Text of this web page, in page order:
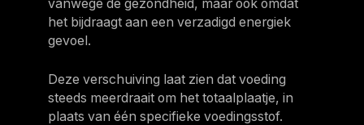
vanwege de gezondheid, maar ook omdat
het bijdraagt aan een verzadigd energiek
gevoel.
Deze verschuiving laat zien dat voeding
steeds meerdraait om het totaalplaatje, in
plaats van één specifieke voedingsstof.